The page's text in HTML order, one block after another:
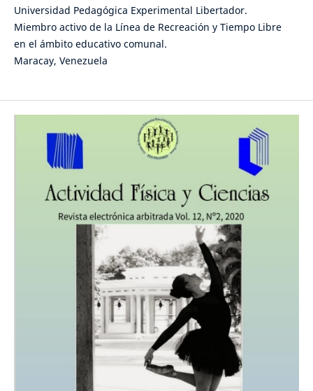
Universidad Pedagógica Experimental Libertador.
Miembro activo de la Línea de Recreación y Tiempo Libre
en el ámbito educativo comunal.
Maracay, Venezuela